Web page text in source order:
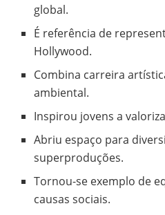
global.
É referência de
Hollywood.
Combina carreira
ambiental.
Inspirou jovens a
Abriu espaço para
superproduções.
Tornou-se exemplo de
causas sociais.